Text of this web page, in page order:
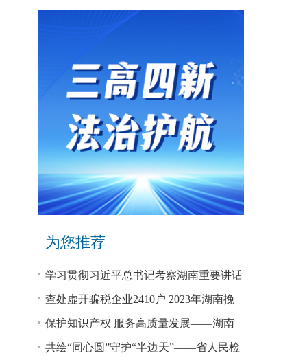
为您推荐
学习贯彻习近平总书记考察湖南重要讲话
和指示精神专题研讨班开班
查处虚开骗税企业2410户 2023年湖南挽
回税款损失48.2亿元
保护知识产权 服务高质量发展——湖南
省公安厅公布打击侵犯知识产权犯罪10起
共绘“同心圆”守护“半边天”——省人民检